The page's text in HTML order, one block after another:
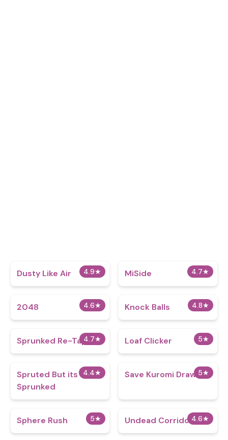
4.9★
Dusty Like Air 4.7★
MiSide
4.6★
2048 4.8★
Knock Balls
4.7★
Sprunked Re-Taped 5★
Loaf Clicker
4.4★
Spruted But its
Sprunked
5★
Save Kuromi Drawing
5★
Sphere Rush 4.6★
Undead Corridor